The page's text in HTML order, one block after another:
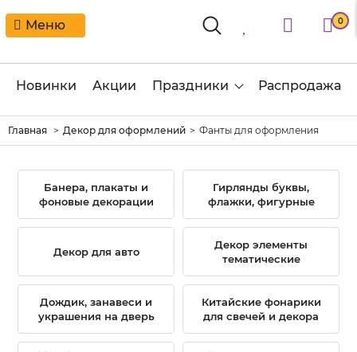
Меню 0
Новинки Акции Праздники Распродажа
Главная Декор для оформлений Фанты для оформления
Банера, плакаты и
фоновые декорации
Гирлянды буквы,
флажки, фигурные
Декор для авто
Декор элементы
тематические
Дождик, занавеси и
украшения на дверь
Китайские фонарики
для свечей и декора